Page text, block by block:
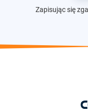
Zapisując się